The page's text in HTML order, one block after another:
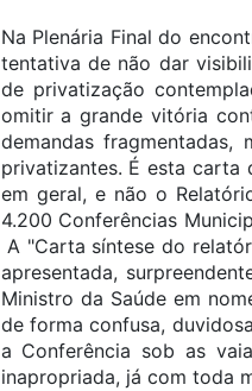
Na Plenária Final do
tentativa de não dar
de privatização
omitir a grande vitória
demandas
privatizantes. É esta carta
em geral, e não o
4.200 Conferências
A "Carta síntese do
apresentada,
Ministro da Saúde em
de forma confusa,
a Conferência sob as
inapropriada, já com toda